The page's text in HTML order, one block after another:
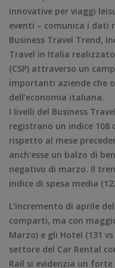
innovative per viaggi
eventi – comunica i dati
Business Travel Trend,
Travel in Italia
(CSP) attraverso un
importanti aziende che
dell’economia italiana.
I livelli del Business
registrano un indice
rispetto al mese
anch’esse un balzo di
negativo di marzo. Il
indice di spesa media
L’incremento di aprile
comparti, ma con
Marzo) e gli Hotel (131
settore del Car Rental
Rail si evidenzia un forte